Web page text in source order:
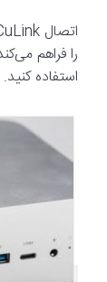
استفاده کنید.